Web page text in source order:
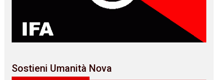
Sostieni Umanità Nova